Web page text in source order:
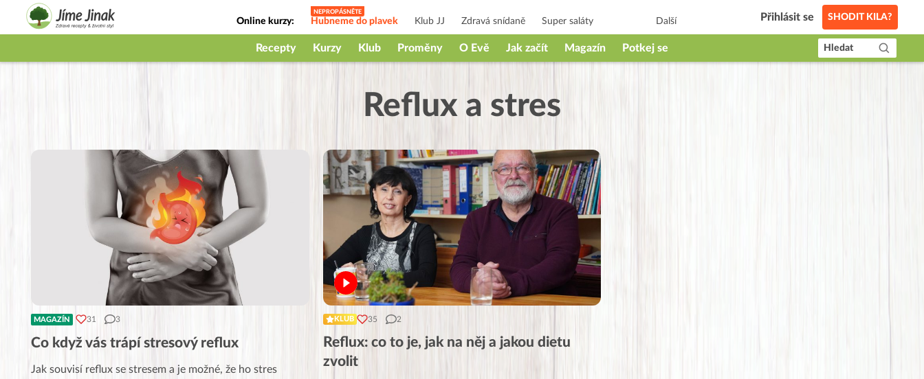
Online kurzy: Hubneme do plavek Klub JJ Zdravá snídaně Super saláty
Jak na babičky
Další Přihlásit se SHODIT KILA?
Recepty Kurzy Klub Proměny O Evě Jak začít Magazín Potkej se Hledat
Reflux a stres
MAGAZÍN 31 3
Co když vás trápí stresový reflux
Jak souvisí reflux se stresem a je možné, že ho stres
KLUB 35 2
Reflux: co to je, jak na něj a jakou dietu
zvolit